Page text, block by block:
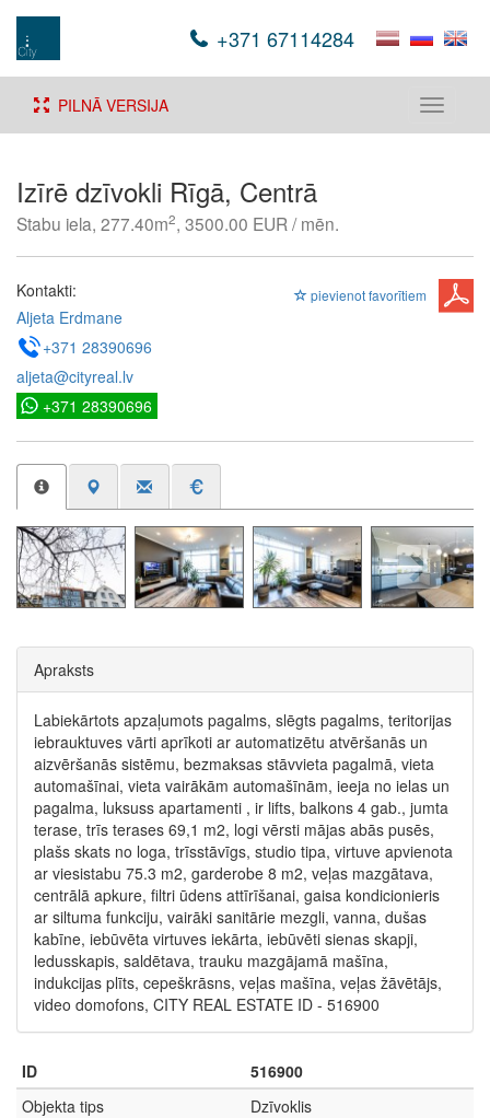
+371 67114284
Toggle
PILNĀ VERSIJA
Izīrē dzīvokli Rīgā, Centrā
Stabu iela, 277.40m2, 3500.00 EUR / mēn.
pievienot favorītiem
Kontakti:
Aljeta Erdmane
+371 28390696
aljeta@cityreal.lv
+371 28390696
Apraksts
Labiekārtots apzaļumots pagalms, slēgts pagalms, teritorijas
iebrauktuves vārti aprīkoti ar automatizētu atvēršanās un
aizvēršanās sistēmu, bezmaksas stāvvieta pagalmā, vieta
automašīnai, vieta vairākām automašīnām, ieeja no ielas un
pagalma, luksuss apartamenti , ir lifts, balkons 4 gab., jumta
terase, trīs terases 69,1 m2, logi vērsti mājas abās pusēs,
plašs skats no loga, trīsstāvīgs, studio tipa, virtuve apvienota
ar viesistabu 75.3 m2, garderobe 8 m2, veļas mazgātava,
centrālā apkure, filtri ūdens attīrīšanai, gaisa kondicionieris
ar siltuma funkciju, vairāki sanitārie mezgli, vanna, dušas
kabīne, iebūvēta virtuves iekārta, iebūvēti sienas skapji,
ledusskapis, saldētava, trauku mazgājamā mašīna,
indukcijas plīts, cepeškrāsns, veļas mašīna, veļas žāvētājs,
video domofons, CITY REAL ESTATE ID - 516900
ID
516900
Objekta tips
Dzīvoklis